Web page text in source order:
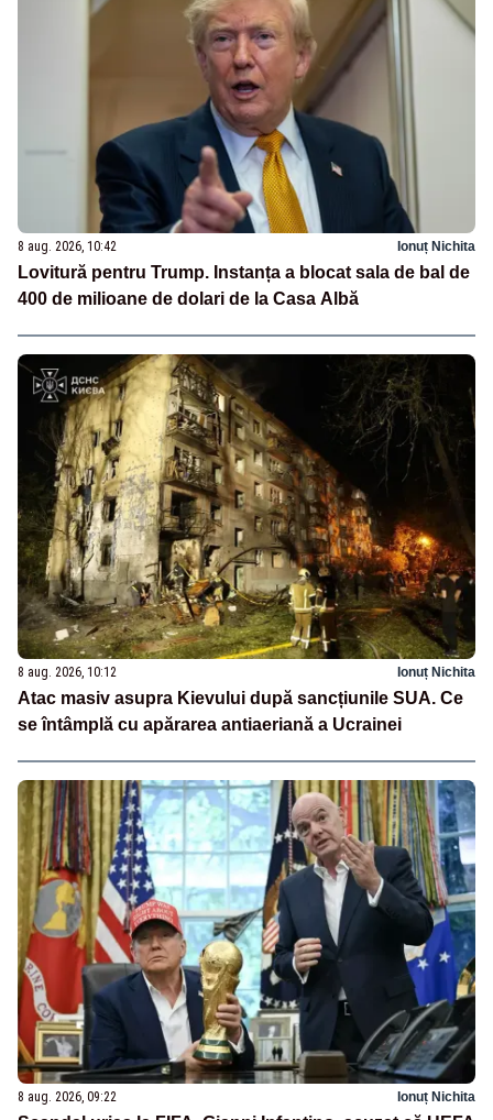
8 aug. 2026, 10:42 Ionuț Nichita
Lovitură pentru Trump. Instanța a blocat sala de bal de
400 de milioane de dolari de la Casa Albă
8 aug. 2026, 10:12 Ionuț Nichita
Atac masiv asupra Kievului după sancțiunile SUA. Ce
se întâmplă cu apărarea antiaeriană a Ucrainei
8 aug. 2026, 09:22 Ionuț Nichita